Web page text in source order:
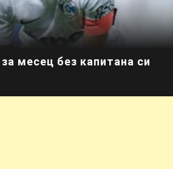
месец без капитана си